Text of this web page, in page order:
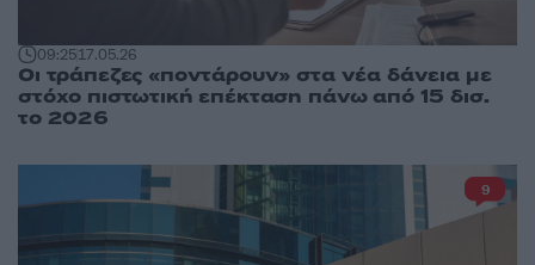
09:2517.05.26
Οι τράπεζες «ποντάρουν» στα νέα δάνεια με
στόχο πιστωτική επέκταση πάνω από 15 δισ.
το 2026
9